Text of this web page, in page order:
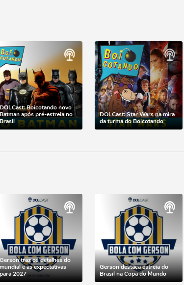
DOLCast: Boicotando novo
Batman após pré-estreia no
Brasil
DOLCast: Star Wars na mira
da turma do Boicotando
Gerson traz os detalhes do
mundial e as expectativas
para 2027
Gerson destaca estreia do
Brasil na Copa do Mundo